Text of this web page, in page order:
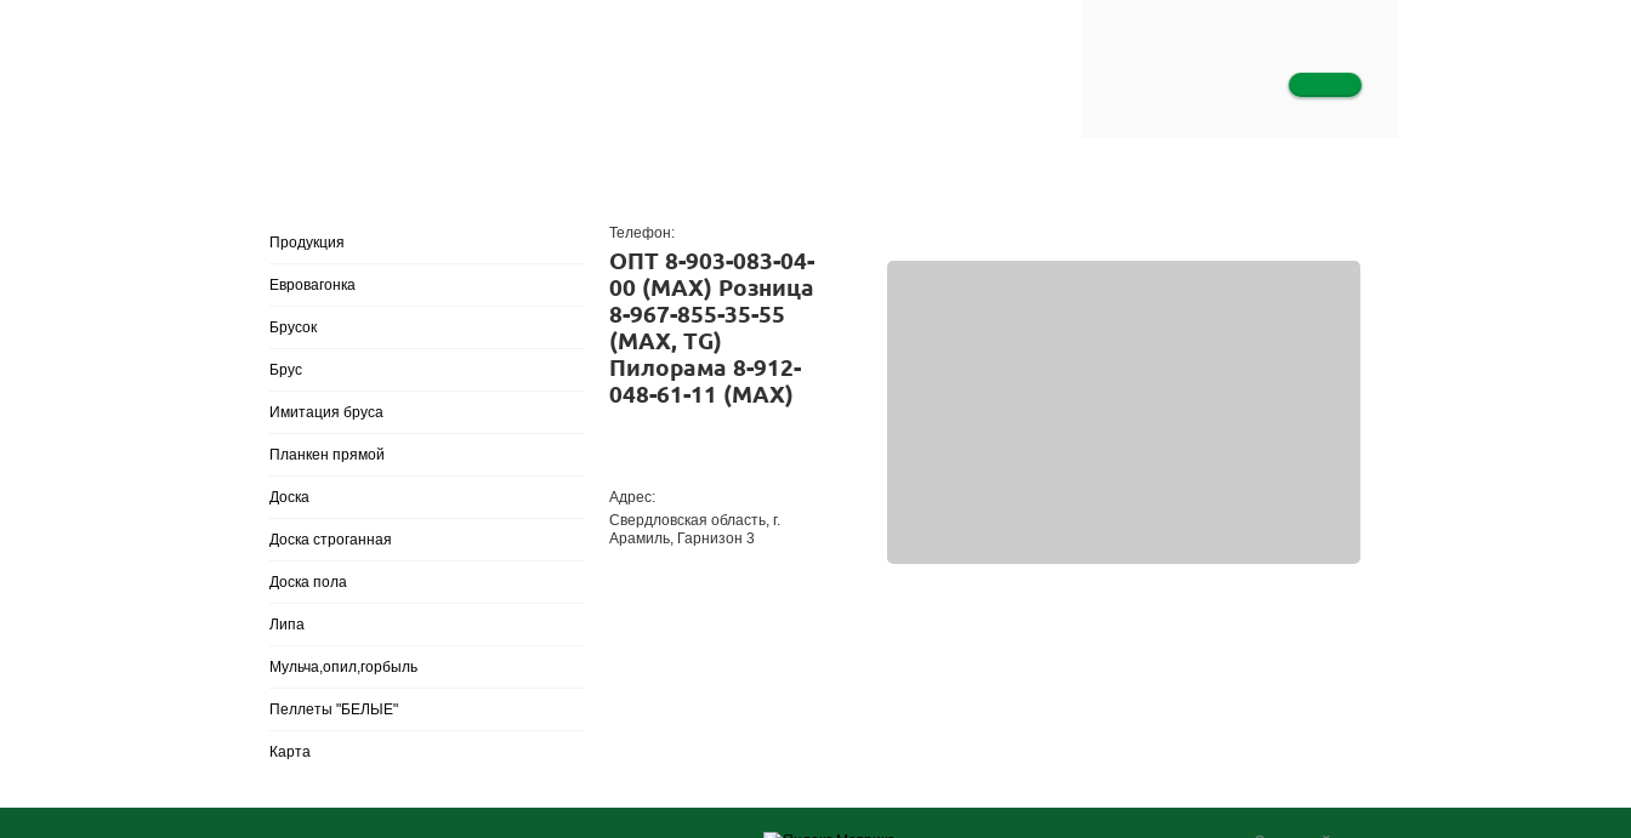
Продукция
Евровагонка
Брусок
Брус
Имитация бруса
Планкен прямой
Доска
Доска строганная
Доска пола
Липа
Мульча,опил,горбыль
Пеллеты "БЕЛЫЕ"
Карта
Телефон:
ОПТ 8-903-083-04-
00 (MAX) Розница
8-967-855-35-55
(MAX, TG)
Пилорама 8-912-
048-61-11 (MAX)
Адрес:
Свердловская область, г.
Арамиль, Гарнизон 3